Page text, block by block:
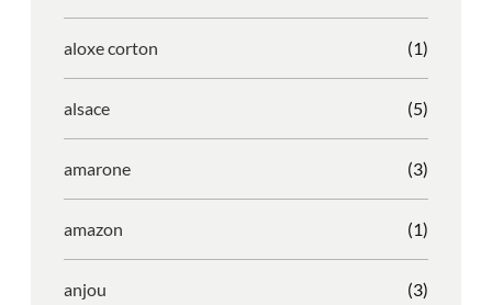
aloxe corton (1)
alsace (5)
amarone (3)
amazon (1)
anjou (3)